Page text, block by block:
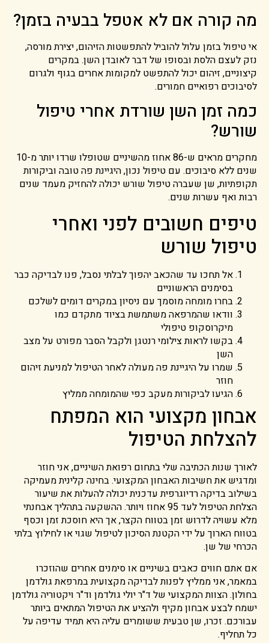
מה קורה אם לא אטפל בבעיה בזמן?
אי טיפול בזמן עלול להוביל להתפשטות הזיהום, יצירת מורסה,
נזק לעצם הלסת ובסופו של דבר לאובדן השן. במקרים
קיצוניים, זיהום יכול להתפשט למקומות אחרים בגוף ולגרום
לסיבוכים רפואיים חמורים.
כמה זמן השן שורדת אחרי טיפול
שורש?
מחקרים מראים ש-86 אחוז מהשיניים שטופלו שרדו יותר מ-10
שנים ללא סיבוכים. עם טיפול נכון, היגיינת פה טובה וביקורות
תקופתיות, שן שעברה טיפול שורש יכולה להחזיק מעמד שנים
רבות ואף עשרות שנים.
טיפים חשובים לפני ואחרי
טיפול שורש
אל תחכו עד שהכאב יהפוך לבלתי נסבל, פנו לבדיקה כבר
בסימנים הראשוניים
בחרו מומחה מוסמך עם ניסיון במקרים דומים לשלכם
וודאו שהמרפאה משתמשת בציוד מתקדם כמו
מיקרוסקופ טיפולי
בקשו לראות צילומי רנטגן ולקבל הסבר מפורט על מצב
השן
שמרו על היגיינת פה מעולה לאחר הטיפול למניעת זיהום
חוזר
הגיעו לביקורות מעקב כפי שהמומחה ממליץ
אבחון מקצועי הוא המפתח
להצלחת הטיפול
לאורך שנות הכתיבה שלי בתחום רפואת השיניים, אני חוזר
ומדגיש את חשיבות האבחון המקצועי. בחינה קלינית מעמיקה
בשילוב בדיקה רדיוגרפית עדכנית יכולה להעלות את שיעור
הצלחת הטיפול לעד 95 אחוז ויותר. ההשקעה בתהליך אבחנתי
מלא עשויה לדרוש זמן בטווח הקצר, אך היא חוסכת זמן וכסף
בטווח הארוך על ידי הקטנת הסיכון לטיפול שגוי או לחילוץ בלתי
הכרחי של שן.
אם אתם חווים כאבים בשיניים או סימנים אחרים שהוזכרו
במאמר, אני ממליץ לפנות לבדיקה מקצועית במרפאת גולדמן
בחולון. הצוות המקצועי של ד"ר יולי גולדמן וד"ר ויקטוריה גולדמן
ישמח לבצע אבחון מקיף ולהציע את הטיפול המתאים ביותר
עבורכם. זכרו, שן טבעית ששומרים עליה היא תמיד עדיפה על
כל תחליף.